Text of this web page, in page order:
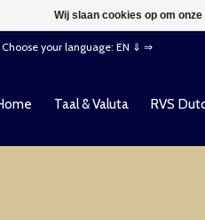
your language: EN ⇓ ⇒
Taal & Valuta RVS
Wij slaan cookies op om